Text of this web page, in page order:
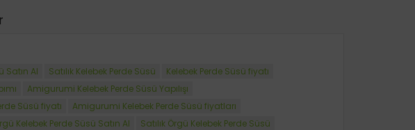
Satın Al Satılık Kelebek Perde Süsü
Kelebek Perde Süsü fiyatı
Amigurumi Kelebek Perde Süsü Yapılışı
Süsü fiyatı
Amigurumi Kelebek Perde Süsü fiyatları
Kelebek Perde Süsü Satın Al
Satılık Örgü Kelebek Perde Süsü